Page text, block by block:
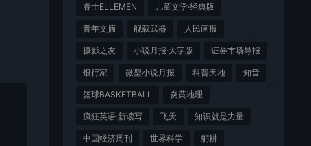
睿士ELLEMEN 儿童文学·经典版
青年文摘 舰载武器 人民画报
摄影之友 小说月报·大字版 证券市场导报
银行家 微型小说月报 科普天地 知音
篮球BASKETBALL 炎黄地理
疯狂英语·新读写 飞天 知识就是力量
中国经济周刊 世界科学 躬耕
微刊杂志社
微刊杂志社